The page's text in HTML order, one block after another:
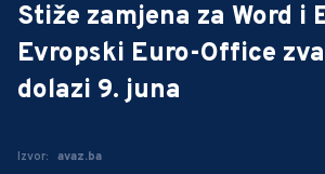
Stiže zamjena za Word i
Evropski Euro-Office
dolazi 9. juna
Izvor: avaz.ba